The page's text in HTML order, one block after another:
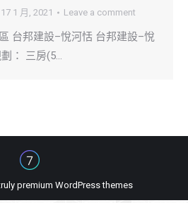
17 1 月, 2021 Leave a comment
台邦建設–悅河恬 台邦建設–悅
： 三房(5…
premium WordPress themes